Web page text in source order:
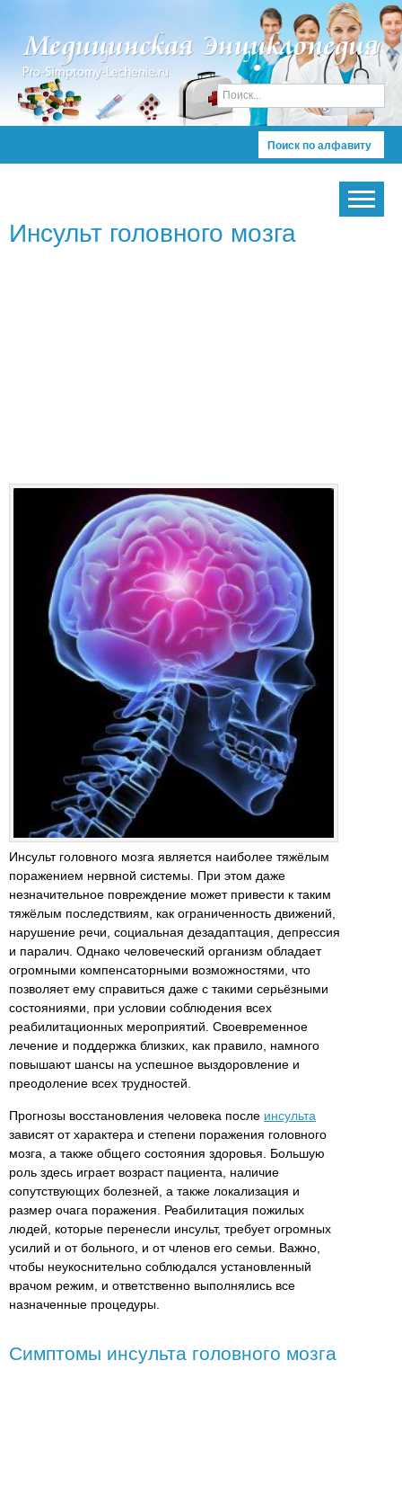
Поиск по алфавиту
Инсульт головного мозга
Инсульт головного мозга является наиболее тяжёлым
поражением нервной системы. При этом даже
незначительное повреждение может привести к таким
тяжёлым последствиям, как ограниченность движений,
нарушение речи, социальная дезадаптация, депрессия
и паралич. Однако человеческий организм обладает
огромными компенсаторными возможностями, что
позволяет ему справиться даже с такими серьёзными
состояниями, при условии соблюдения всех
реабилитационных мероприятий. Своевременное
лечение и поддержка близких, как правило, намного
повышают шансы на успешное выздоровление и
преодоление всех трудностей.
Прогнозы восстановления человека после инсульта
зависят от характера и степени поражения головного
мозга, а также общего состояния здоровья. Большую
роль здесь играет возраст пациента, наличие
сопутствующих болезней, а также локализация и
размер очага поражения. Реабилитация пожилых
людей, которые перенесли инсульт, требует огромных
усилий и от больного, и от членов его семьи. Важно,
чтобы неукоснительно соблюдался установленный
врачом режим, и ответственно выполнялись все
назначенные процедуры.
Симптомы инсульта головного мозга